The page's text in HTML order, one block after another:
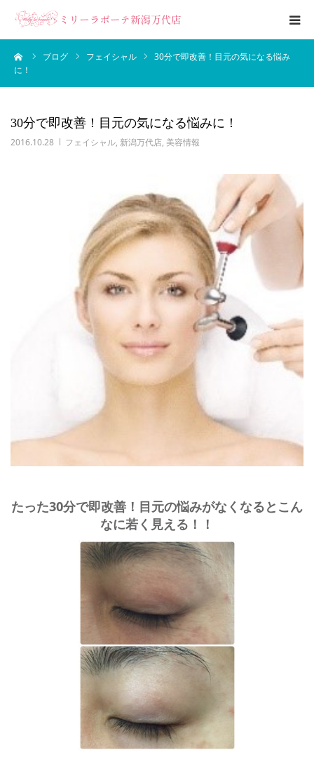
ブログ フェイシャル
30分で即改善！目元の気になる悩み
に！
30分で即改善！目元の気になる悩みに！
2016.10.28 フェイシャル, 新潟万代店, 美容情報
たった30分で即改善！目元の悩みがなくなるとこん
なに若く見える！！
エステメニュー
ブログ